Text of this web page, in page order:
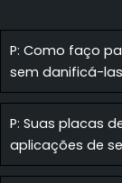
P: Como faço
sem danificá-
P: Suas placas
aplicações de